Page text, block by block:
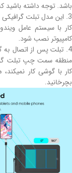
باشد. توجه داشته باشید
3. این مدل تبلت
کار با سیستم عامل
کامپیوتر نصب شود.
4. تبلت پس از اتصال
منطقه سمت چپ تبلت
کار با گوشی کار
بچرخانید.